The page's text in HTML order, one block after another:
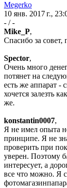
Megerko
10 янв. 2017 г.,
- / -
Mike_P,
Спасибо за
Spector,
Очень много
потянет на
есть же аппарат -
хочется залезть
же.
konstantin0007,
Я не имел опыта
принципе. Я не
проверить при
уверен. Поэтому
интересует, а
все что можно. Я